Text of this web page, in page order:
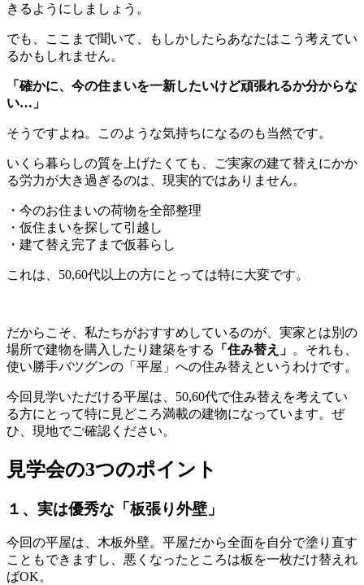
きるようにしましょう。
でも、ここまで聞いて、もしかしたらあなたはこう考えてい
るかもしれません。
「確かに、今の住まいを一新したいけど頑張れるか分からな
い…」
そうですよね。このような気持ちになるのも当然です。
いくら暮らしの質を上げたくても、ご実家の建て替えにかか
る労力が大き過ぎるのは、現実的ではありません。
・今のお住まいの荷物を全部整理
・仮住まいを探して引越し
・建て替え完了まで仮暮らし
これは、50,60代以上の方にとっては特に大変です。
だからこそ、私たちがおすすめしているのが、実家とは別の
場所で建物を購入したり建築をする
「住み替え」 。それも、
使い勝手バツグンの「平屋」への住み替えというわけです。
今回見学いただける平屋は、50,60代で住み替えを考えてい
る方にとって特に見どころ満載の建物になっています。ぜ
ひ、現地でご確認ください。
見学会の3つのポイント
１、実は優秀な「板張り外壁」
今回の平屋は、木板外壁。平屋だから全面を自分で塗り直す
こともできますし、悪くなったところは板を一枚だけ替えれ
ばOK。